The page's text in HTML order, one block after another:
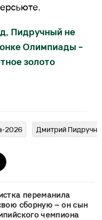
Пидручный не
Олимпиады –
золото
2026 Дмитрий
переманила
сборную – он сын
чемпиона